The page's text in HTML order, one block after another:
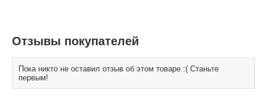
Отзывы покупателей
Пока никто не оставил отзыв об этом товаре :( Станьте
первым!